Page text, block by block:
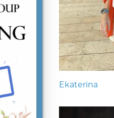
Ekaterina